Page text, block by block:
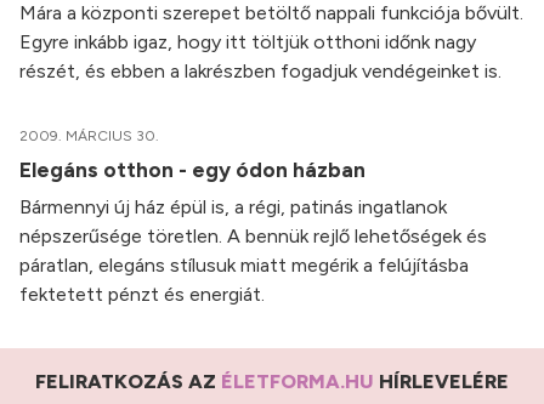
Mára a központi szerepet betöltő nappali funkciója bővült.
Egyre inkább igaz, hogy itt töltjük otthoni időnk nagy
részét, és ebben a lakrészben fogadjuk vendégeinket is.
2009. MÁRCIUS 30.
Elegáns otthon - egy ódon házban
Bármennyi új ház épül is, a régi, patinás ingatlanok
népszerűsége töretlen. A bennük rejlő lehetőségek és
páratlan, elegáns stílusuk miatt megérik a felújításba
fektetett pénzt és energiát.
FELIRATKOZÁS AZ ÉLETFORMA.HU HÍRLEVELÉRE